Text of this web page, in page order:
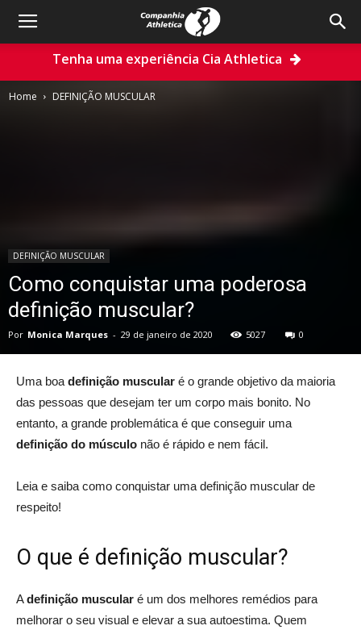
Tenha uma experiência Cia Athletica
Home DEFINIÇÃO MUSCULAR
DEFINIÇÃO MUSCULAR
Como conquistar uma poderosa
definição muscular?
Por Monica Marques - 29 de janeiro de 2020 5027 0
Uma boa definição muscular é o grande objetivo da maioria
das pessoas que desejam ter um corpo mais bonito. No
entanto, a grande problemática é que conseguir uma
definição do músculo não é rápido e nem fácil.
Leia e saiba como conquistar uma definição muscular de
respeito!
O que é definição muscular?
Adefinição muscular é um dos melhores remédios para
melhorar o seu visual e elevar a sua autoestima. Quem